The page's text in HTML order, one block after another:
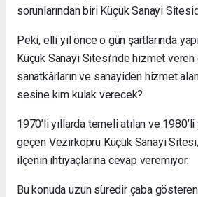
sorunlarından biri Küçük Sanayi
Peki, elli yıl önce o gün şartlarında
Küçük Sanayi Sitesi’nde hizmet veren
sanatkârların ve sanayiden hizmet
sesine kim kulak verecek?
1970’li yıllarda temeli atılan ve
geçen Vezirköprü Küçük Sanayi
ilçenin ihtiyaçlarına cevap veremiyor.
Bu konuda uzun süredir çaba